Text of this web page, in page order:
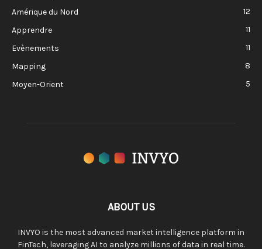
Amérique du Nord
12
Apprendre
11
Evènements
11
Mapping
8
Moyen-Orient
5
ABOUT US
INVYO is the most advanced market intelligence platform in
FinTech, leveraging AI to analyze millions of data in real time.